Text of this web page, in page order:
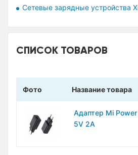
Сетевые зарядные устройства
СПИСОК ТОВАРОВ
Фото Название товара
Адаптер Mi
5V 2A